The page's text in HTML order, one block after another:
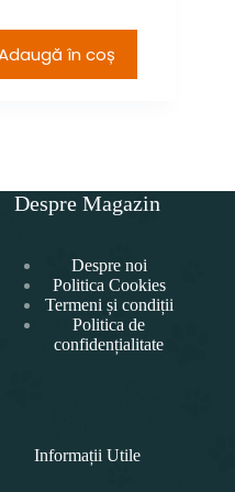
în coș
Despre Magazin
Despre noi
Politica Cookies
Termeni și condiții
Politica de
confidențialitate
Informații Utile